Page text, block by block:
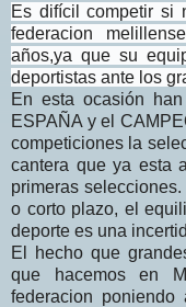
Es difícil competir si
federacion
años,ya que su
deportistas ante los
En esta ocasión
ESPAÑA y el
competiciones la
cantera que ya esta
primeras
o corto plazo, el
deporte es una
El hecho que
que hacemos en
federacion